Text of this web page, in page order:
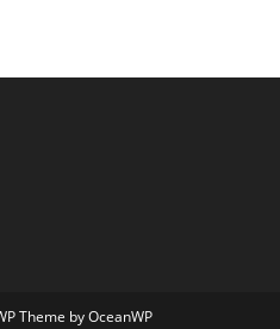
Theme by OceanWP